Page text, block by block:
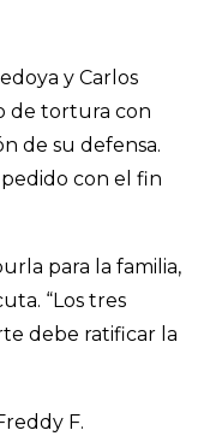
y Carlos
de tortura con
de su defensa.
pedido con el fin
para la familia,
“Los tres
debe ratificar la
F.